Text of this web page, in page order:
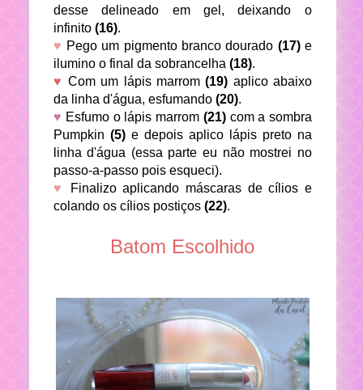
desse delineado em gel, deixando o
infinito (16).
♥ Pego um pigmento branco dourado (17)e
ilumino o final da sobrancelha (18).
♥ Com um lápis marrom(19) aplico abaixo
da linha d'água, esfumando (20).
♥ Esfumo o lápis marrom (21)com a sombra
Pumpkin (5)e depois aplico lápis preto na
linha d'água (essa parte eu não mostrei no
passo-a-passo pois esqueci).
♥
Finalizo aplicando máscaras de cílios e
colando os cílios postiços (22).
Batom Escolhido